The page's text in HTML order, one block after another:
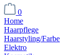
0
Home
Haarpflege
Haarstyling/Farbe
Elektro